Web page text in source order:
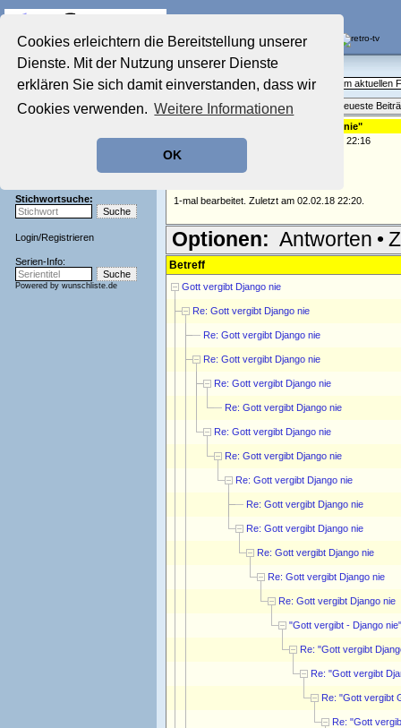
Cookies erleichtern die Bereitstellung unserer
Dienste. Mit der Nutzung unserer Dienste
erklären Sie sich damit einverstanden, dass wir
Cookies verwenden. Weitere Informationen
OK
Startseite
Aktuelles Forum
Film-Forum
Zeichentrick-Forum
Stichwortsuche:
Login/Registrieren
Serien-Info:
Powered by wunschliste.de
Aktuelles Forum
Fragen, Antworten und Meinungen zum aktuellen
Themenübersicht • Neues Thema
Neueste
Re: "Gott vergibt Grammatik-Fuzzy nie"
geschrieben von:
, 02.02.18 22:16
-
1-mal bearbeitet. Zuletzt am 02.02.18 22:20.
Optionen: Antworten •
Betreff
Gott vergibt Django nie
Re: Gott vergibt Django nie
Re: Gott vergibt Django nie
Re: Gott vergibt Django nie
Re: Gott vergibt Django nie
Re: Gott vergibt Django nie
Re: Gott vergibt Django nie
Re: Gott vergibt Django nie
Re: Gott vergibt Django nie
Re: Gott vergibt Django nie
Re: Gott vergibt Django nie
Re: Gott vergibt Django nie
Re: Gott vergibt Django nie
Re: Gott vergibt Django nie
"Gott vergibt - Django
Re: "Gott vergibt
Re: "Gott vergibt
Re: "Gott vergibt
Re: "Gott